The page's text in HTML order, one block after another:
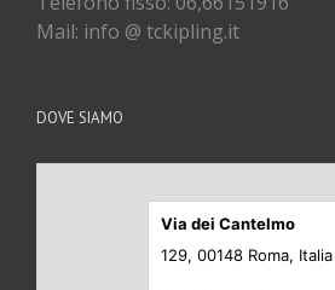
Mail: info @ tckipling.it
DOVE SIAMO
Via dei Cantelmo
129, 00148 Roma, Italia